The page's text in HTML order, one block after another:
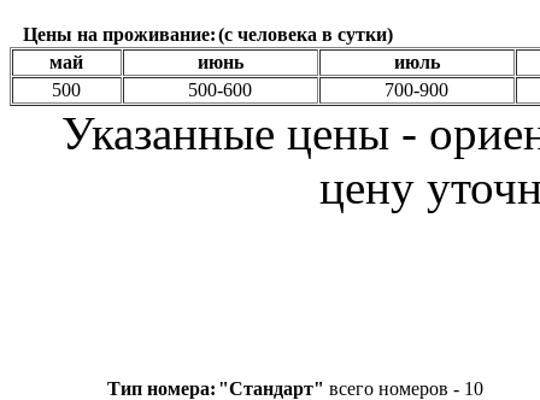
Цены на проживание:(с человека в сутки)
май
июнь
июль
500
500-600 700-900
Указанные цены -
цену
Тип номера: "Стандарт" всего номеров - 10